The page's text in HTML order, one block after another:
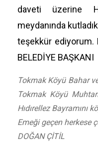
daveti üzerine
meydanında
teşekkür ediyorum.
BELEDİYE BAŞKANI
Tokmak Köyü Bahar
Tokmak Köyü
Hıdırellez Bayramını
Emeği geçen herkese
DOĞAN ÇİTİL